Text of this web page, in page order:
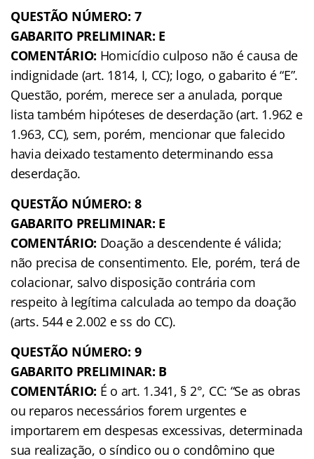
QUESTÃO NÚMERO: 7
GABARITO PRELIMINAR: E
COMENTÁRIO: Homicídio culposo não é causa de
indignidade (art. 1814, I, CC); logo, o gabarito é “E”.
Questão, porém, merece ser a anulada, porque
lista também hipóteses de deserdação (art. 1.962 e
1.963, CC), sem, porém, mencionar que falecido
havia deixado testamento determinando essa
deserdação.
QUESTÃO NÚMERO: 8
GABARITO PRELIMINAR: E
COMENTÁRIO: Doação a descendente é válida;
não precisa de consentimento. Ele, porém, terá de
colacionar, salvo disposição contrária com
respeito à legítima calculada ao tempo da doação
(arts. 544 e 2.002 e ss do CC).
QUESTÃO NÚMERO: 9
GABARITO PRELIMINAR: B
COMENTÁRIO: É o art. 1.341, § 2°, CC: “Se as obras
ou reparos necessários forem urgentes e
importarem em despesas excessivas, determinada
sua realização, o síndico ou o condômino que